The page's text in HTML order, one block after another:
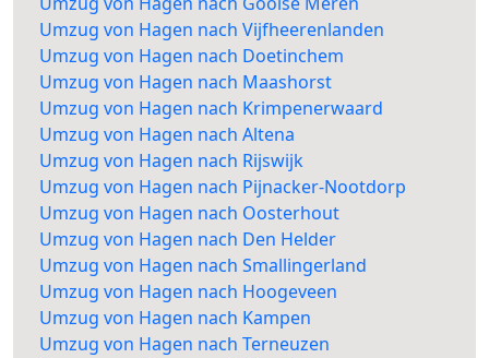
Umzug von Hagen nach Vijfheerenlanden
Umzug von Hagen nach Doetinchem
Umzug von Hagen nach Maashorst
Umzug von Hagen nach Krimpenerwaard
Umzug von Hagen nach Altena
Umzug von Hagen nach Rijswijk
Umzug von Hagen nach Pijnacker-Nootdorp
Umzug von Hagen nach Oosterhout
Umzug von Hagen nach Den Helder
Umzug von Hagen nach Smallingerland
Umzug von Hagen nach Hoogeveen
Umzug von Hagen nach Kampen
Umzug von Hagen nach Terneuzen